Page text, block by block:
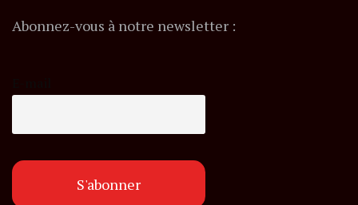
Abonnez-vous à notre newsletter :